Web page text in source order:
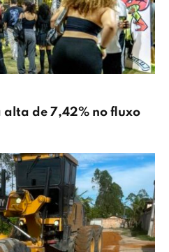
alta de 7,42% no fluxo